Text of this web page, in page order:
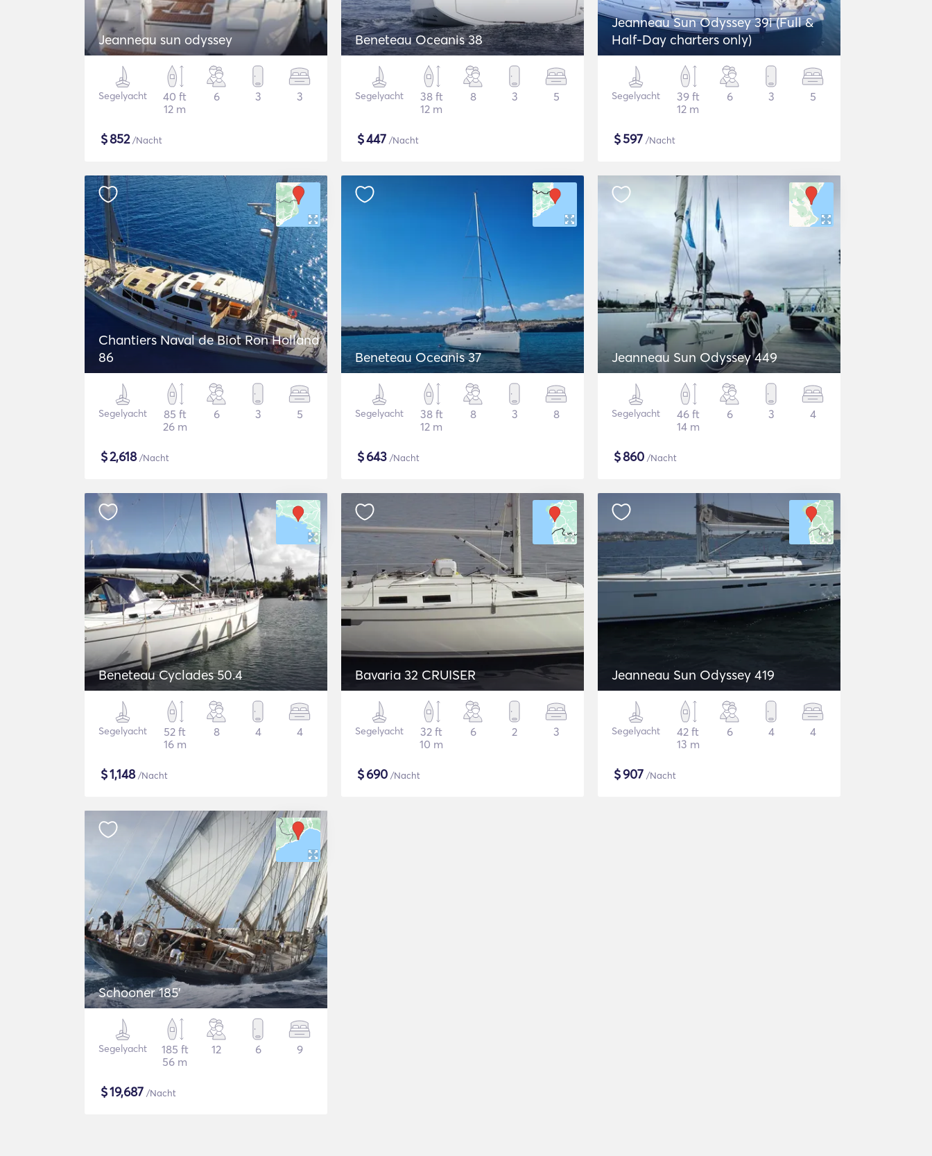
Jeanneau sun odyssey
Segelyacht
40 ft
12 m
6 3 3
$852/Nacht
Beneteau Oceanis 38
Segelyacht
38 ft
12 m
8 3 5
$447 /Nacht
Jeanneau Sun Odyssey 39i (Full &
Half-Day charters only)
Segelyacht
39 ft
12 m
6 3 5
$597 /Nacht
Chantiers Naval de Biot Ron Holland
86
Segelyacht
85 ft
26 m
6 3 5
$2,618/Nacht
Beneteau Oceanis 37
Segelyacht
38 ft
12 m
8 3 8
$643 /Nacht
Jeanneau Sun Odyssey 449
Segelyacht
46 ft
14 m
6 3 4
$860 /Nacht
Beneteau Cyclades 50.4
Segelyacht
52 ft
16 m
8 4 4
$1,148/Nacht
Bavaria 32 CRUISER
Segelyacht
32 ft
10 m
6 2 3
$690 /Nacht
Jeanneau Sun Odyssey 419
Segelyacht
42 ft
13 m
6 4 4
$907 /Nacht
Schooner 185'
Segelyacht
185 ft
56 m
12 6 9
$19,687 /Nacht